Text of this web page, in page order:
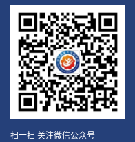
扫一扫 关注微信公众号